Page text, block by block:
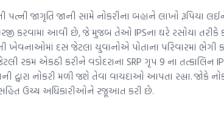
પત્ની જાગૃતિ જાની સામે નોકરીના બહાને લાખો રૂપિયા
કરવામાં આવી છે, જે મુજબ તેઓ IPSના ઘરે રસોયા તરીકે
ખેવનાઓમાં દસ જેટલા યુવાનોએ પોતાના પરિવારમાં
રકમ એકઠી કરીને વડોદરાના SRP ગૃપ 9 ના તત્કાલિન
દ્વારા નોકરી મળી જશે તેવા વાયદાઓ આપતા રહ્યા. જોકે
ઉચ્ચ અધિકારીઓને રજૂઆત કરી છે.